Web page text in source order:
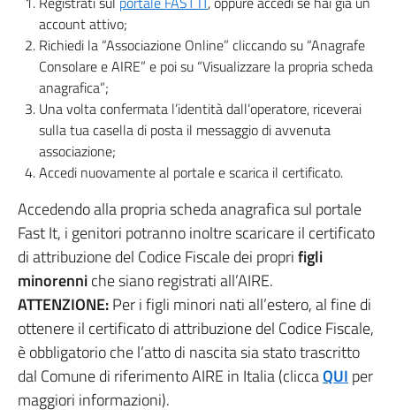
account attivo;
Richiedi la “Associazione Online” cliccando su “Anagrafe
Consolare e AIRE” e poi su “Visualizzare la propria scheda
anagrafica”;
Una volta confermata l’identità dall’operatore, riceverai
sulla tua casella di posta il messaggio di avvenuta
associazione;
Accedi nuovamente al portale e scarica il certificato.
Accedendo alla propria scheda anagrafica sul portale
Fast It, i genitori potranno inoltre scaricare il certificato
di attribuzione del Codice Fiscale dei proprifigli
minorenniche siano registrati all’AIRE.
ATTENZIONE:Per i figli minori nati all’estero, al fine di
ottenere il certificato di attribuzione del Codice Fiscale,
è obbligatorio che l’atto di nascita sia stato trascritto
dal Comune di riferimento AIRE in Italia (cliccaQUI per
maggiori informazioni).